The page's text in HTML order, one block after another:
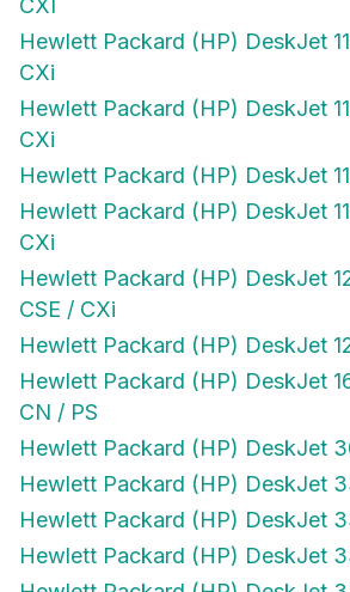
Hewlett Packard (HP) DeskJet
Hewlett Packard (HP) DeskJet
Hewlett Packard (HP) DeskJet
Hewlett Packard (HP) DeskJet
Hewlett Packard (HP) DeskJet
CSE / CXi
Hewlett Packard (HP) DeskJet
Hewlett Packard (HP) DeskJet
CN / PS
Hewlett Packard (HP) DeskJet
Hewlett Packard (HP) DeskJet
Hewlett Packard (HP) DeskJet
Hewlett Packard (HP) DeskJet
Hewlett Packard (HP) DeskJet